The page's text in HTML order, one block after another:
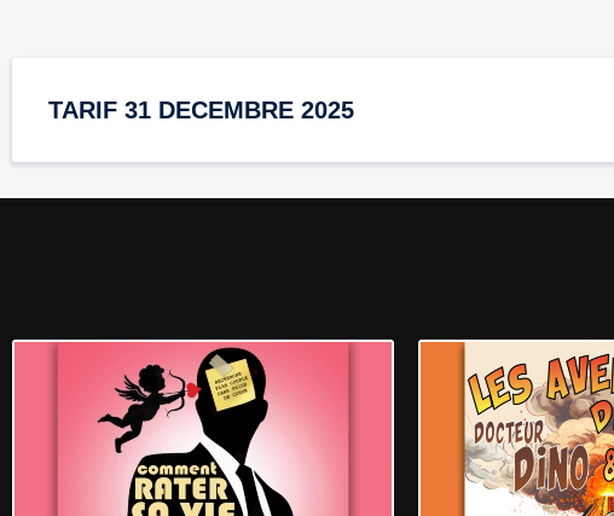
TARIF 31 DECEMBRE 2025